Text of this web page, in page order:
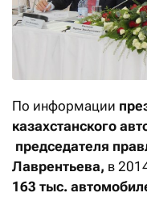
По информации
казахстанского
председателя
Лаврентьева, в
163 тыс.